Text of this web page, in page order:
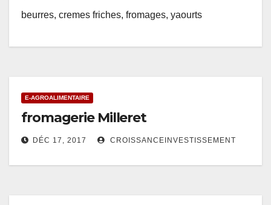
beurres, cremes friches, fromages, yaourts
E-AGROALIMENTAIRE
fromagerie Milleret
DÉC 17, 2017 CROISSANCEINVESTISSEMENT